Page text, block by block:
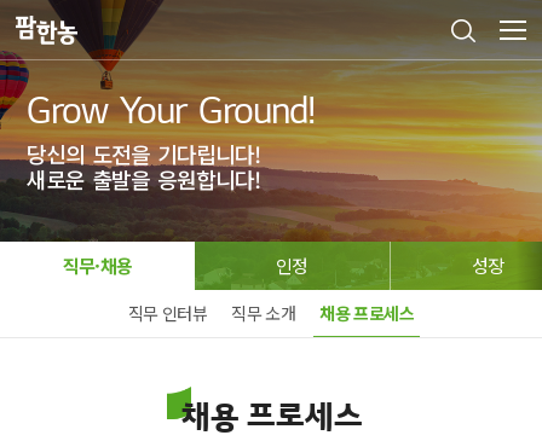
Grow Your Ground!
당신의 도전을 기다립니다!
새로운 출발을 응원합니다!
직무·채용 인정 성장
직무 인터뷰 직무 소개 채용 프로세스
채용 프로세스